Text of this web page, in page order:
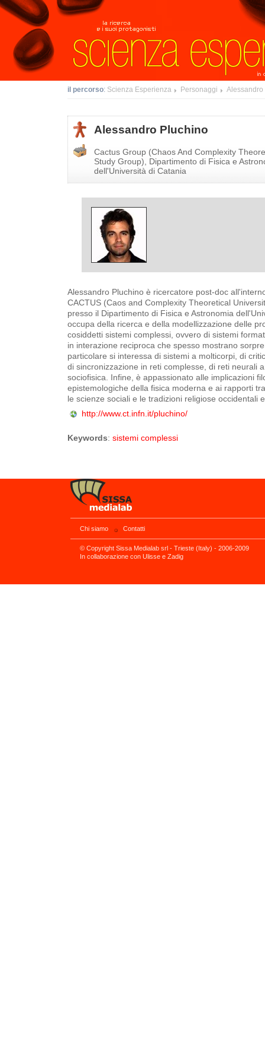
Vai
ai
contenuti.
Spostati
sulla
navigazione
il percorso: Scienza Esperienza Personaggi
Alessandro Pluchino
Cactus Group (Chaos And Complexity
Study Group), Dipartimento di Fisica e
dell'Università di Catania
Alessandro Pluchino è ricercatore post-doc
CACTUS (Caos and Complexity Theoretical
presso il Dipartimento di Fisica e Astronomia
occupa della ricerca e della modellizzazione delle
cosiddetti sistemi complessi, ovvero di sistemi
in interazione reciproca che spesso mostrano
particolare si interessa di sistemi a molticorpi, di
di sincronizzazione in reti complesse, di reti neurali
sociofisica. Infine, è appassionato alle implicazioni
epistemologiche della fisica moderna e ai rapporti
le scienze sociali e le tradizioni religiose occidentali
http://www.ct.infn.it/pluchino/
Keywords: sistemi complessi
Chi siamo Contatti
© Copyright Sissa Medialab srl - Trieste (Italy) - 2006-2009
In collaborazione con Ulisse e Zadig